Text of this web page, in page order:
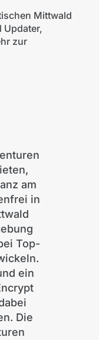
Mittwald
Updater,
zur
am
in
Top-
ein
Die